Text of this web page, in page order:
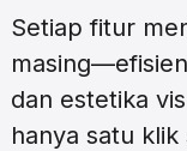
Setiap fitur
dan estetika
hanya satu